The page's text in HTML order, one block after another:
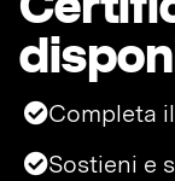
Completa
Sostieni e